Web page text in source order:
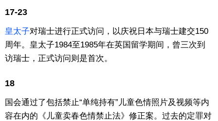
17-23
皇太子对瑞士进行正式访问，以庆祝日本与瑞士建交150
周年。皇太子1984至1985年在英国留学期间，曾三次到
访瑞士，正式访问则是首次。
18
国会通过了包括禁止“单纯持有”儿童色情照片及视频等内
容在内的《儿童卖春色情禁止法》修正案。过去的定罪对